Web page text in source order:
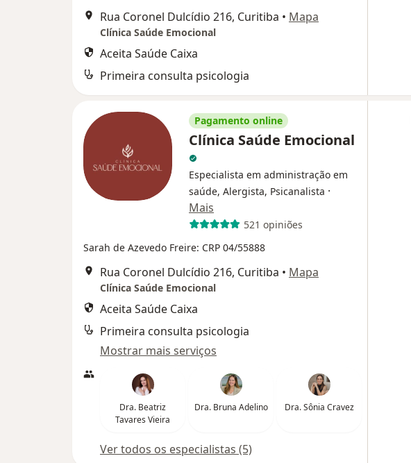
Rua Coronel Dulcídio 216, Curitiba • Mapa
Clínica Saúde Emocional
Aceita Saúde Caixa
Primeira consulta psicologia
Pagamento online
Clínica Saúde Emocional
Especialista em administração em
saúde, Alergista, Psicanalista ·
Mais
521 opiniões
Sarah de Azevedo Freire: CRP 04/55888
Rua Coronel Dulcídio 216, Curitiba • Mapa
Clínica Saúde Emocional
Aceita Saúde Caixa
Primeira consulta psicologia
Mostrar mais serviços
Dra. Beatriz
Tavares Vieira
Dra. Bruna Adelino Dra. Sônia Cravez
Ver todos os especialistas (5)